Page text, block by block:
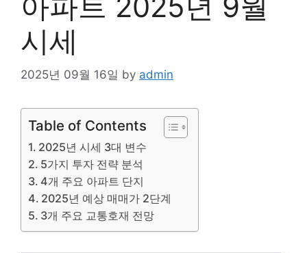
시세
2025년 09월 16일 by admin
Table of Contents
2025년 시세 3대 변수
5가지 투자 전략 분석
4개 주요 아파트 단지
2025년 예상 매매가 2단계
3개 주요 교통호재 전망